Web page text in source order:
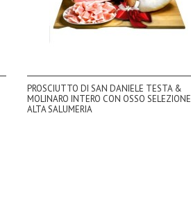
PROSCIUTTO DI SAN DANIELE TESTA &
MOLINARO INTERO CON OSSO SELEZIONE
ALTA SALUMERIA